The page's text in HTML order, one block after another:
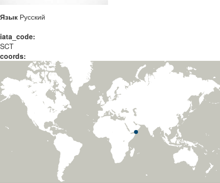
Язык Русский
iata_code:
SCT
coords: